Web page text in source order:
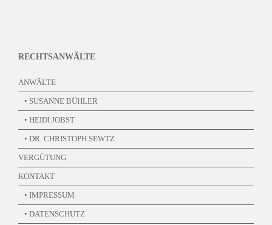
RECHTSANWÄLTE
ANWÄLTE
• SUSANNE BÜHLER
• HEIDI JOBST
• DR. CHRISTOPH SEWTZ
VERGÜTUNG
KONTAKT
• IMPRESSUM
• DATENSCHUTZ